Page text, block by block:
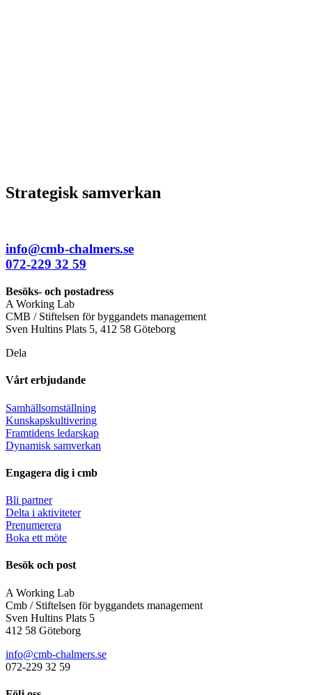
Strategisk samverkan
info@cmb-chalmers.se
072-229 32 59
Besöks- och postadress
A Working Lab
CMB / Stiftelsen för byggandets management
Sven Hultins Plats 5, 412 58 Göteborg
Dela
Vårt erbjudande
Samhällsomställning
Kunskapskultivering
Framtidens ledarskap
Dynamisk samverkan
Engagera dig i cmb
Bli partner
Delta i aktiviteter
Prenumerera
Boka ett möte
Besök och post
A Working Lab
Cmb / Stiftelsen för byggandets management
Sven Hultins Plats 5
412 58 Göteborg
info@cmb-chalmers.se
072-229 32 59